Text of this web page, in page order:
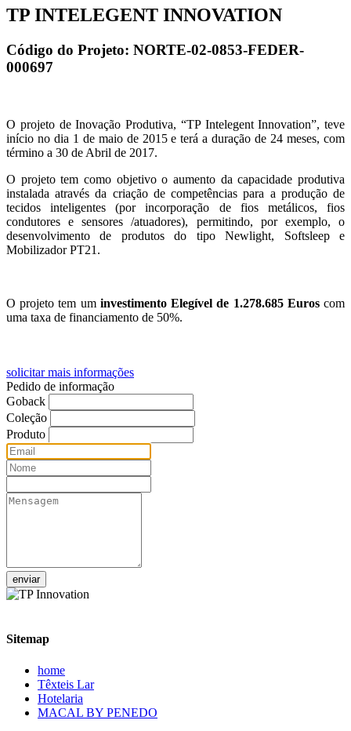
TP INTELEGENT INNOVATION
Código do Projeto: NORTE-02-0853-FEDER-
000697
O projeto de Inovação Produtiva, “TP Intelegent Innovation”, teve
início no dia 1 de maio de 2015 e terá a duração de 24 meses, com
término a 30 de Abril de 2017.
O projeto tem como objetivo o aumento da capacidade produtiva
instalada através da criação de competências para a produção de
tecidos inteligentes (por incorporação de fios metálicos, fios
condutores e sensores /atuadores), permitindo, por exemplo, o
desenvolvimento de produtos do tipo Newlight, Softsleep e
Mobilizador PT21.
O projeto tem um investimento Elegível de 1.278.685 Euroscom
uma taxa de financiamento de 50%.
solicitar mais informações
Pedido de informação
Goback
Coleção
Produto
enviar
Sitemap
home
Têxteis Lar
Hotelaria
MACAL BY PENEDO